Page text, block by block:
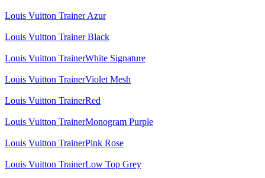
Louis Vuitton Trainer Azur
Louis Vuitton Trainer Black
Louis Vuitton TrainerWhite Signature
Louis Vuitton TrainerViolet Mesh
Louis Vuitton TrainerRed
Louis Vuitton TrainerMonogram Purple
Louis Vuitton TrainerPink Rose
Louis Vuitton TrainerLow Top Grey